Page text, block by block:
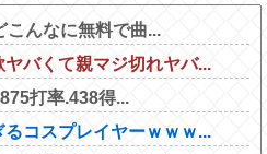
んなに無料で曲...
ヤバくて親マジ切れヤバ...
打率.438得...
るコスプレイヤーｗｗｗ...